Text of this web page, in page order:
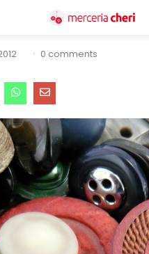
Password dimenticata?
(56)
(94)
(8)
(24)
(26)
(204)
vintage (27)
automatici (46)
0 comments